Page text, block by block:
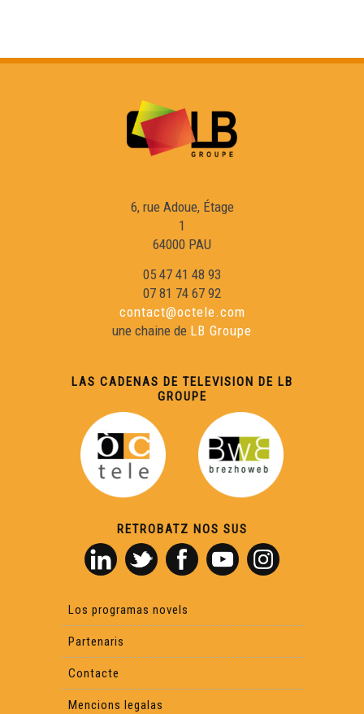
ÒC Kay - La fatiga
ÒC Kay - Se canta
ÒC Kay - Los transpòrts
ÒC Kay - Los diminutius
ÒC Kay - La familha
ÒC KAY - La petanca
ÒC Kay - Lo cluc
ÒC Kay - L'orientacion
ÒC Kay - La patata
6, rue Adoue, Étage
1
64000 PAU
05 47 41 48 93
07 81 74 67 92
contact@octele.com
une chaine de LB Groupe
LAS CADENAS DE TELEVISION DE LB
GROUPE
RETROBATZ NOS SUS
Los programas novels
Partenaris
Contacte
Mencions legalas